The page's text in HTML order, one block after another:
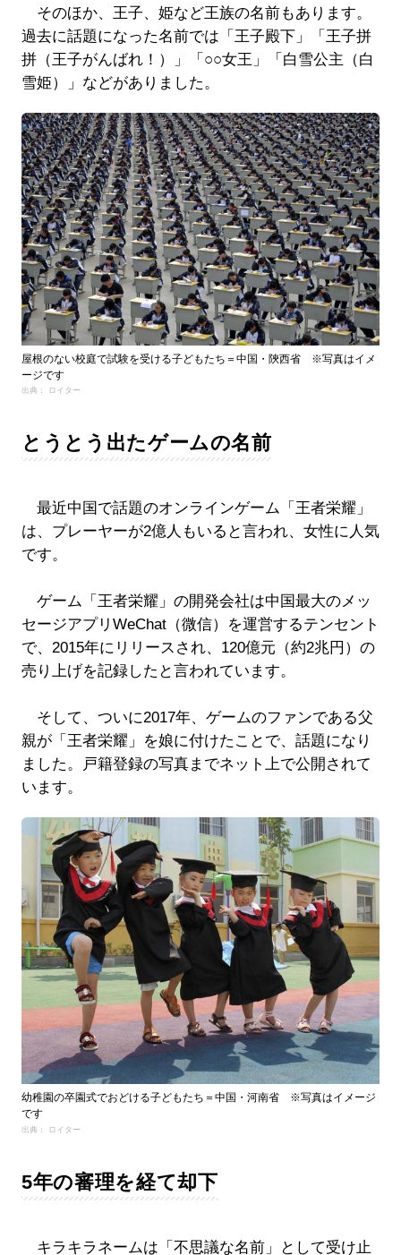
そのほか、王子、姫など王族の名前もあります。
過去に話題になった名前では「王子殿下」「王子拼
拼（王子がんばれ！）」「○○女王」「白雪公主（白
雪姫）」などがありました。
屋根のない校庭で試験を受ける子どもたち＝中国・陝西省 ※写真はイメ
ージです
出典： ロイター
とうとう出たゲームの名前
最近中国で話題のオンラインゲーム「王者栄耀」
は、プレーヤーが2億人もいると言われ、女性に人気
です。
ゲーム「王者栄耀」の開発会社は中国最大のメッ
セージアプリWeChat（微信）を運営するテンセント
で、2015年にリリースされ、120億元（約2兆円）の
売り上げを記録したと言われています。
そして、ついに2017年、ゲームのファンである父
親が「王者栄耀」を娘に付けたことで、話題になり
ました。戸籍登録の写真までネット上で公開されて
います。
幼稚園の卒園式でおどける子どもたち＝中国・河南省 ※写真はイメージ
です
出典： ロイター
5年の審理を経て却下
キラキラネームは「不思議な名前」として受け止